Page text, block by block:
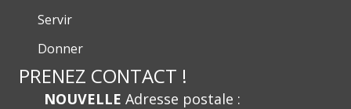
Servir
Donner
PRENEZ CONTACT !
NOUVELLE Adresse postale :